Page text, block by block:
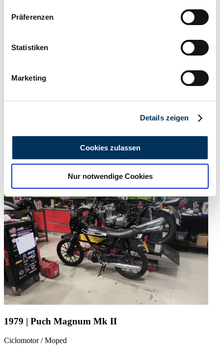
Informationen über Ihre geografische Lage
können
bestimmten Merkmalen (Fingerprinting) identifizieren
Erfahren Sie mehr darüber, wie Ihre persönlichen Daten
analysieren. Außerdem geben wir Informationen zu Ihrer
Verwendung unserer Website an unsere Partner für
soziale Medien, Werbung und Analysen weiter. Unsere
Partner führen diese Informationen möglicherweise mit
weiteren Daten zusammen, die Sie ihnen bereitgestellt
haben oder die sie im Rahmen Ihrer Nutzung der Dienste
gesammelt haben.Datenschutzerklärung
Präferenzen
Statistiken
Marketing
Details zeigen
Cookies zulassen
Nur notwendige Cookies
Abgelaufenes Inserat
1979 | Puch Magnum Mk II
Ciclomotor / Moped